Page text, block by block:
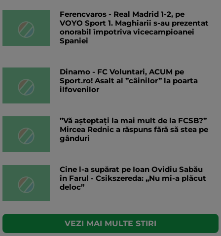
Ferencvaros - Real Madrid 1-2, pe
VOYO Sport 1. Maghiarii s-au prezentat
onorabil împotriva vicecampioanei
Spaniei
Dinamo - FC Voluntari, ACUM pe
Sport.ro! Asalt al ”câinilor” la poarta
ilfovenilor
”Vă așteptați la mai mult de la FCSB?”
Mircea Rednic a răspuns fără să stea pe
gânduri
Cine l-a supărat pe Ioan Ovidiu Sabău
în Farul - Csikszereda: „Nu mi-a plăcut
deloc”
VEZI MAI MULTE STIRI